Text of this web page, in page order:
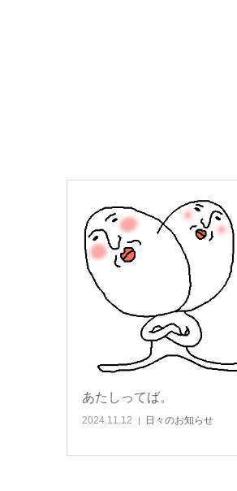
あたしってば。
2024.11.12 日々のお知らせ